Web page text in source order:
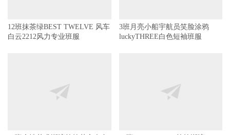
12班抹茶绿BEST TWELVE 风车
白云2212风力专业班服
3班月亮小船宇航员笑脸涂鸦
luckyTHREE白色短袖班服